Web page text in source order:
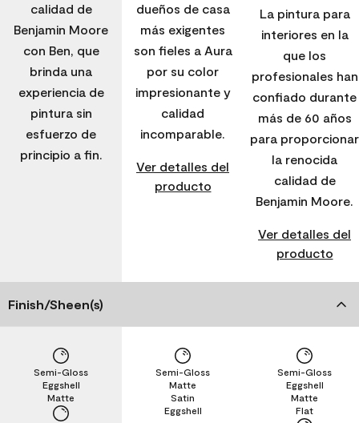
calidad de
Benjamin Moore
con Ben, que
brinda una
experiencia de
pintura sin
esfuerzo de
principio a fin.
dueños de casa
más exigentes
son fieles a Aura
por su color
impresionante y
calidad
incomparable.
Ver detalles del
producto
La pintura para
interiores en la
que los
profesionales han
confiado durante
más de 60 años
para proporcionar
la renocida
calidad de
Benjamin Moore.
Ver detalles del
producto
Finish/Sheen(s)
Matte
Eggshell
Semi-Gloss
Eggshell
Satin
Matte
Semi-Gloss
Flat
Matte
Eggshell
Semi-Gloss